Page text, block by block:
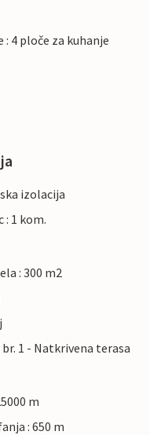
4 ploče za kuhanje
izolacija
: 1 kom.
: 300 m2
1 - Natkrivena terasa
m
: 650 m